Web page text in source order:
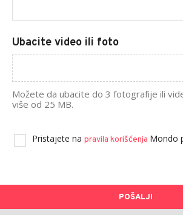
Ubacite video ili foto
Možete da ubacite do 3 fotografije ili
više od 25 MB.
Pristajete na pravila korišćenja Mondo
POŠALJI